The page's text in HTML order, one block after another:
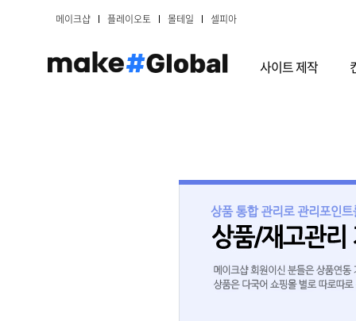
메이크샵 플레이오토 몰테일 셀피아
사이트 제작